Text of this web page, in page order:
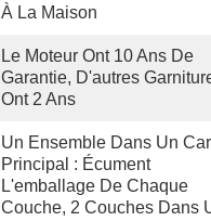
À La Maison
Le Moteur Ont 10 Ans De
Garantie, D'autres
Ont 2 Ans
Un Ensemble Dans Un
Principal : Écument
L'emballage De Chaque
Couche, 2 Couches Dans